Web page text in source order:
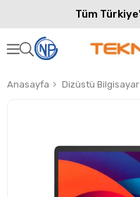
Tüm
Anasayfa Dizüstü Bilgisayar